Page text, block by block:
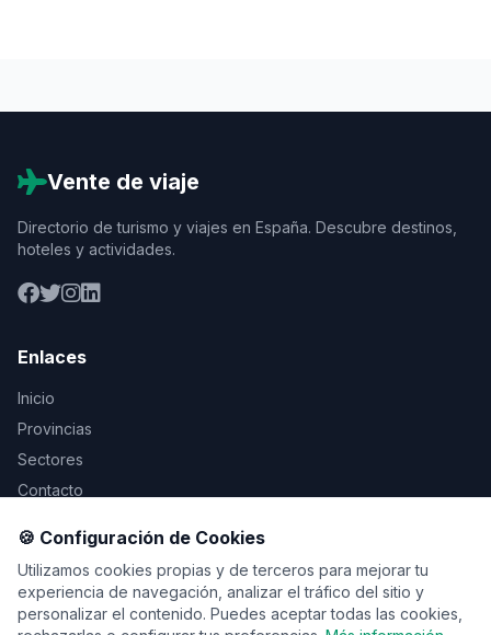
Vente de viaje
Directorio de turismo y viajes en España. Descubre destinos,
hoteles y actividades.
Enlaces
Inicio
Provincias
Sectores
Contacto
Legal
Aviso Legal
Privacidad
🍪 Configuración de Cookies
Utilizamos cookies propias y de terceros para mejorar tu
experiencia de navegación, analizar el tráfico del sitio y
personalizar el contenido. Puedes aceptar todas las cookies,